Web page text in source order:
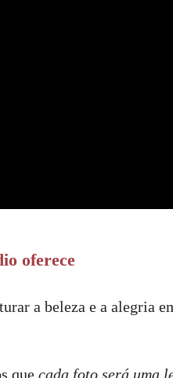
oferece
a beleza e a alegria
que cada foto será uma